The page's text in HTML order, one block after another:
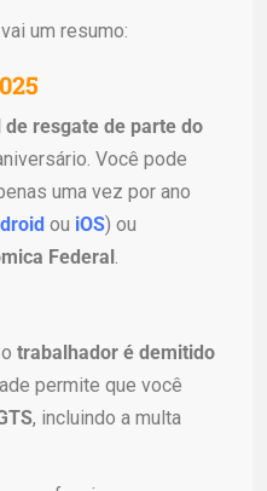
um resumo:
resgate de parte do
Você pode
uma vez por ano
ou iOS) ou
Federal
trabalhador é demitido
permite que você
, incluindo a multa